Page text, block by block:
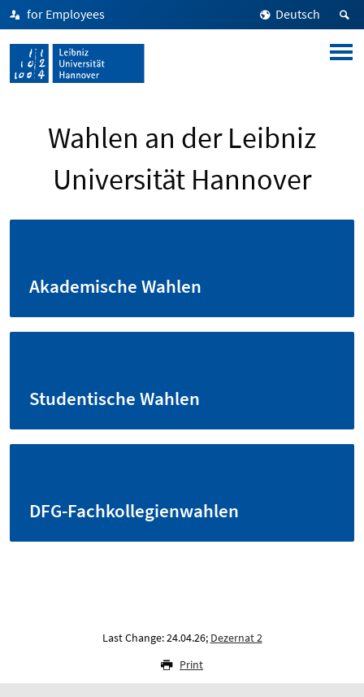
for Employees Deutsch
Wahlen an der Leibniz
Universität Hannover
Akademische Wahlen
Studentische Wahlen
DFG-Fachkollegienwahlen
Last Change: 24.04.26; Dezernat 2
Print